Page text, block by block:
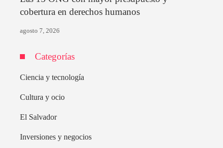
cobertura en derechos humanos
agosto 7, 2026
Categorías
Ciencia y tecnología
Cultura y ocio
El Salvador
Inversiones y negocios